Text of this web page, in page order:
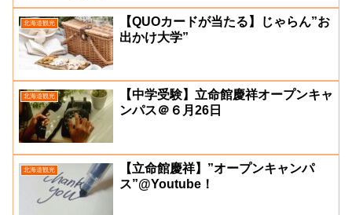
北海道観光
【QUOカードが当たる】じゃらん”お
出かけ大学”
北海道観光
【中学受験】立命館慶祥オープンキャ
ンパス＠６月26日
北海道観光
【立命館慶祥】”オープンキャンパ
ス”@Youtube！